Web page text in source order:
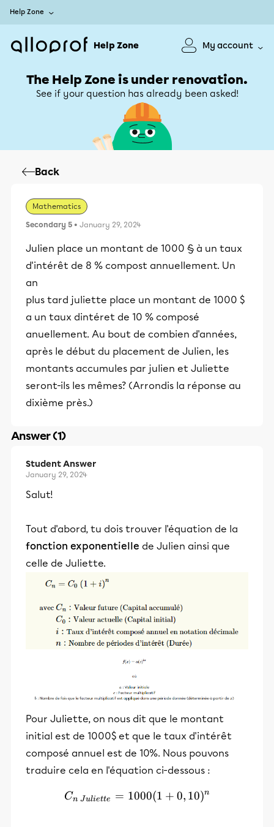
Help Zone
Help Zone My account
The Help Zone is under renovation.
See if your question has already been asked!
Back
Mathematics
Secondary 5 • January 29, 2024
Julien place un montant de 1000 § à un taux
d'intérêt de 8 % compost annuellement. Un
an
plus tard juliette place un montant de 1000 $
a un taux dintéret de 10 % composé
anuellement. Au bout de combien d'années,
après le début du placement de Julien, les
montants accumules par julien et Juliette
seront-ils les mêmes? (Arrondis la réponse au
dixième près.)
Answer (1)
Student Answer
January 29, 2024
Salut!
Tout d'abord, tu dois trouver l'équation de la
fonction exponentielle de Julien ainsi que
celle de Juliette.
Pour Juliette, on nous dit que le montant
initial est de 1000$ et que le taux d'intérêt
composé annuel est de 10%. Nous pouvons
traduire cela en l'équation ci-dessous :
Cn Juliette = 1000(1 + 0, 10)n